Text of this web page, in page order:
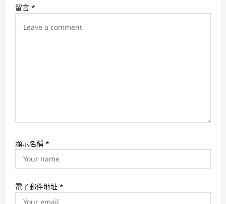
i留言 *
顯示名稱 *
電子郵件地址 *